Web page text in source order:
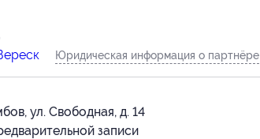
Юридическая информация о партнёре
ул. Свободная, д. 14
записи